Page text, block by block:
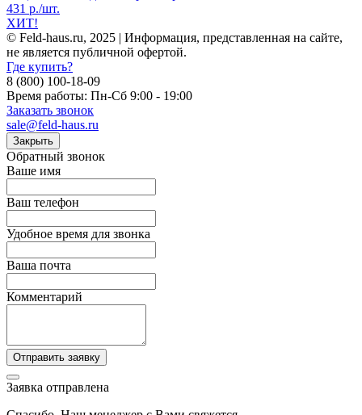
431 р./шт.
ХИТ!
© Feld-haus.ru, 2025 | Информация, представленная на сайте,
не является публичной офертой.
Где купить?
8 (800) 100-18-09
Время работы: Пн-Сб 9:00 - 19:00
Заказать звонок
sale@feld-haus.ru
Закрыть
Обратный звонок
Ваше имя
Ваш телефон
Удобное время для звонка
Ваша почта
Комментарий
Отправить заявку
Заявка отправлена